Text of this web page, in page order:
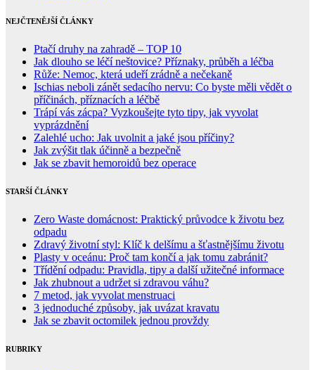
NEJČTENĚJŠÍ ČLÁNKY
Ptačí druhy na zahradě – TOP 10
Jak dlouho se léčí neštovice? Příznaky, průběh a léčba
Růže: Nemoc, která udeří zrádně a nečekaně
Ischias neboli zánět sedacího nervu: Co byste měli vědět o
příčinách, příznacích a léčbě
Trápí vás zácpa? Vyzkoušejte tyto tipy, jak vyvolat
vyprázdnění
Zalehlé ucho: Jak uvolnit a jaké jsou příčiny?
Jak zvýšit tlak účinně a bezpečně
Jak se zbavit hemoroidů bez operace
STARŠÍ ČLÁNKY
Zero Waste domácnost: Praktický průvodce k životu bez
odpadu
Zdravý životní styl: Klíč k delšímu a šťastnějšímu životu
Plasty v oceánu: Proč tam končí a jak tomu zabránit?
Třídění odpadu: Pravidla, tipy a další užitečné informace
Jak zhubnout a udržet si zdravou váhu?
7 metod, jak vyvolat menstruaci
3 jednoduché způsoby, jak uvázat kravatu
Jak se zbavit octomilek jednou provždy
RUBRIKY